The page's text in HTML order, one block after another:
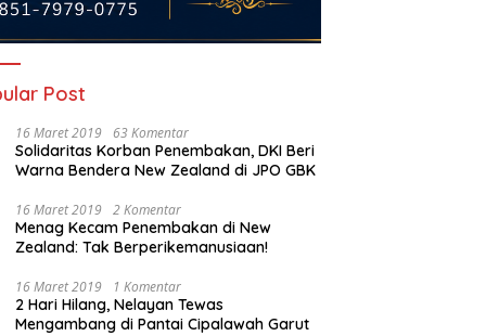
Post
16 Maret 2019 63 Komentar
Solidaritas Korban Penembakan, DKI Beri
Warna Bendera New Zealand di JPO GBK
16 Maret 2019 2 Komentar
Menag Kecam Penembakan di New
Zealand: Tak Berperikemanusiaan!
16 Maret 2019 1 Komentar
2 Hari Hilang, Nelayan Tewas
Mengambang di Pantai Cipalawah Garut